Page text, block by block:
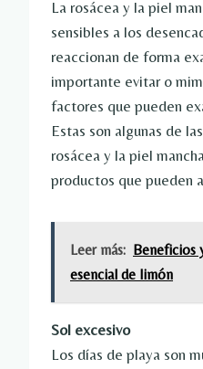
La rosácea y la piel
sensibles a los
reaccionan de forma
importante evitar o
factores que pueden
Estas son algunas de
rosácea y la piel
productos que pueden
Leer más: Beneficios
esencial de limón
Sol excesivo
Los días de playa son